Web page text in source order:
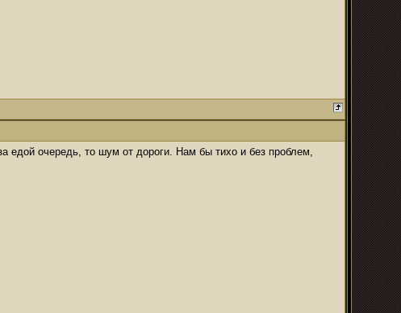
едой очередь, то шум от дороги. Нам бы тихо и без проблем,